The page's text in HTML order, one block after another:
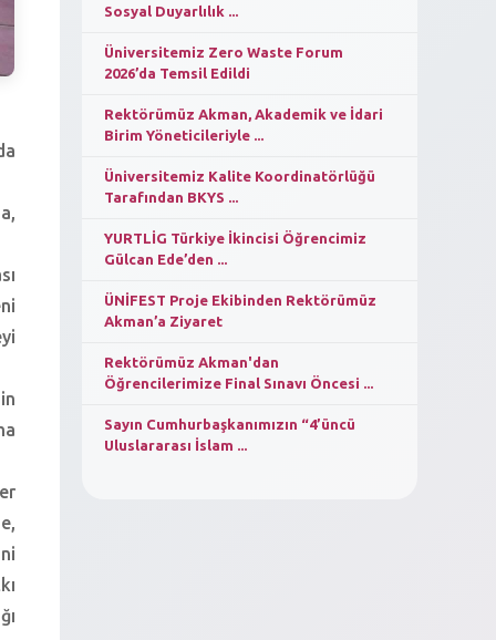
Sosyal Duyarlılık ...
Üniversitemiz Zero Waste Forum
2026’da Temsil Edildi
Rektörümüz Akman, Akademik ve İdari
Birim Yöneticileriyle ...
Üniversitemiz Kalite Koordinatörlüğü
Tarafından BKYS ...
YURTLİG Türkiye İkincisi Öğrencimiz
Gülcan Ede’den ...
ÜNİFEST Proje Ekibinden Rektörümüz
Akman’a Ziyaret
Rektörümüz Akman'dan
Öğrencilerimize Final Sınavı Öncesi ...
Sayın Cumhurbaşkanımızın “4’üncü
Uluslararası İslam ...